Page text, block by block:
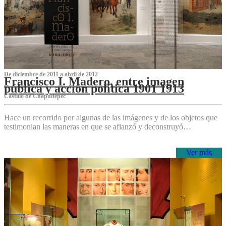
De diciembre de 2011 a abril de 2012
Francisco I. Madero, entre imagen
pública y acción política 1901 1913
Castillo de Chapultepec
Hace un recorrido por algunas de las imágenes y de los objetos que
testimonian las maneras en que se afianzó y deconstruyó…
Ver más